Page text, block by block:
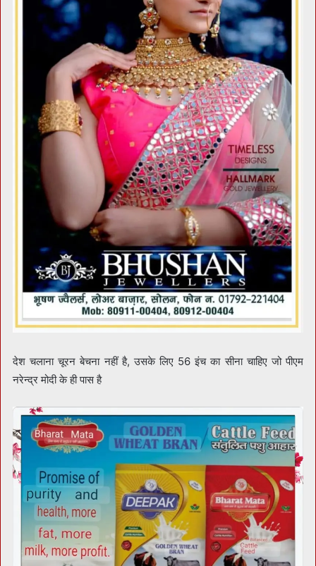
देश चलाना चूरन बेचना नहीं है, उसके लिए 56 इंच का सीना चाहिए जो पीएम
नरेन्द्र मोदी के ही पास है